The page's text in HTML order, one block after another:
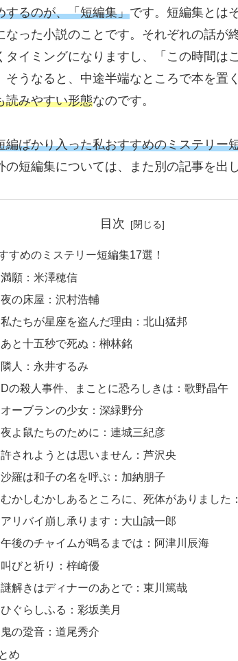
するのが、「短編集」です。短編集とは
なった小説のことです。それぞれの話が
タイミングになりますし、「この時間は
うなると、中途半端なところで本を置
読みやすい形態なのです。
編ばかり入った私おすすめのミステリー
短編集については、また別の記事を出
目次
すめのミステリー短編集17選！
満願：米澤穂信
夜の床屋：沢村浩輔
私たちが星座を盗んだ理由：北山猛邦
あと十五秒で死ぬ：榊林銘
隣人：永井するみ
Dの殺人事件、まことに恐ろしきは：歌野晶午
オーブランの少女：深緑野分
夜よ鼠たちのために：連城三紀彦
許されようとは思いません：芦沢央
沙羅は和子の名を呼ぶ：加納朋子
むかしむかしあるところに、死体がありました
アリバイ崩し承ります：大山誠一郎
午後のチャイムが鳴るまでは：阿津川辰海
叫びと祈り：梓崎優
謎解きはディナーのあとで：東川篤哉
ひぐらしふる：彩坂美月
鬼の跫音：道尾秀介
め